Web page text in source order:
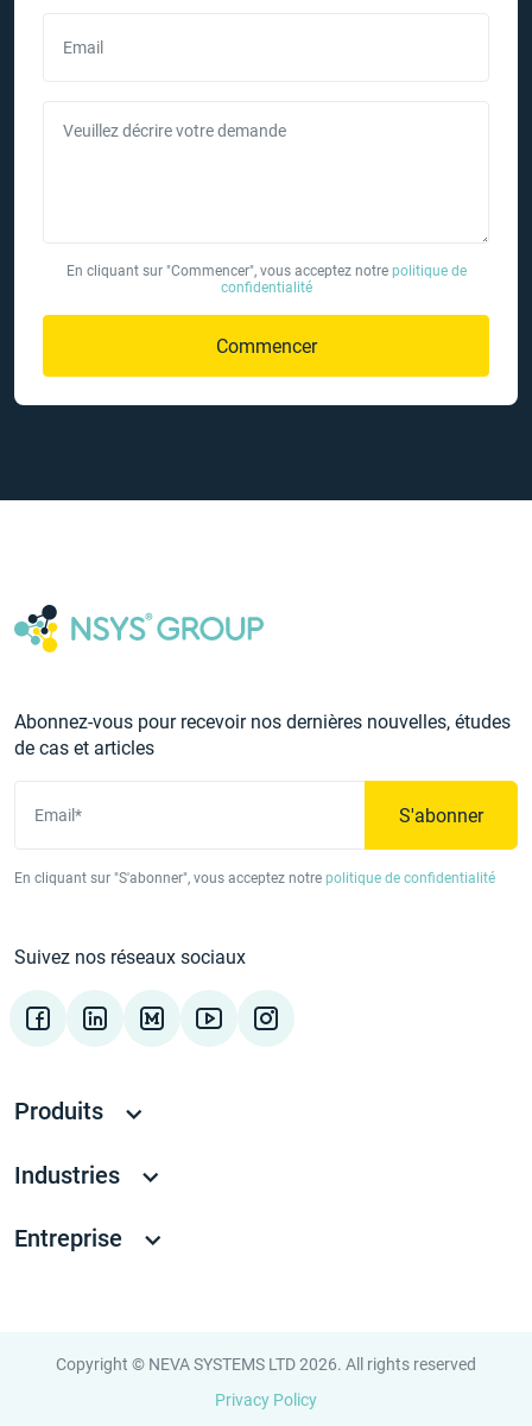
Email
Veuillez décrire votre demande
En cliquant sur "Commencer", vous acceptez notre politique de
confidentialité
Commencer
Abonnez-vous pour recevoir nos dernières nouvelles, études
de cas et articles
Email* S'abonner
En cliquant sur "S'abonner", vous acceptez notre politique de confidentialité
Suivez nos réseaux sociaux
Produits
Industries
Entreprise
Copyright © NEVA SYSTEMS LTD 2026. All rights reserved
Privacy Policy